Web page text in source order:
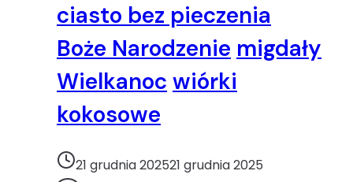
ciasto bez pieczenia
Boże Narodzenie migdały
Wielkanoc wiórki
kokosowe
21 grudnia 202521 grudnia 2025